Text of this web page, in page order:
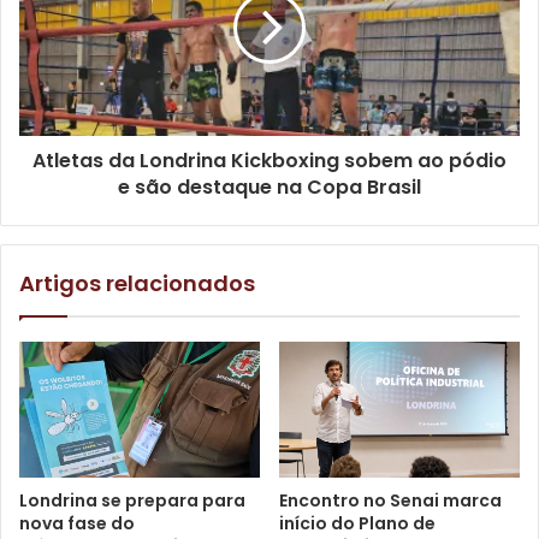
na Casa Pomar (rua Carolina, 455, Quebec) e no Espaço
Nave (rua Monte Castelo, 53, Centro).
O festival é organizado pelo coletivo Grafatório, com
colaboradores e amigos, e conta com o patrocínio do
Programa Municipal de Incentivo à Cultura (Promic)
Atletas da Londrina Kickboxing sobem ao pódio
e são destaque na Copa Brasil
Artigos relacionados
Londrina se prepara para
nova fase do
Encontro no Senai marca
início do Plano de